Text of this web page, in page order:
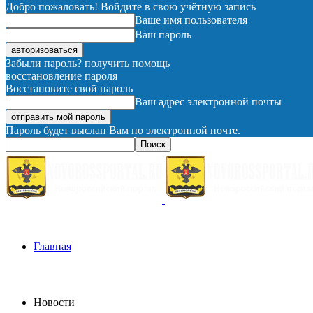
Добро пожаловать! Войдите в свою учётную запись
Ваше имя пользователя
Ваш пароль
Забыли пароль? получить помощь
восстановление пароля
Восстановите свой пароль
Ваш адрес электронной почты
Пароль будет выслан Вам по электронной почте.
Главная
Новости